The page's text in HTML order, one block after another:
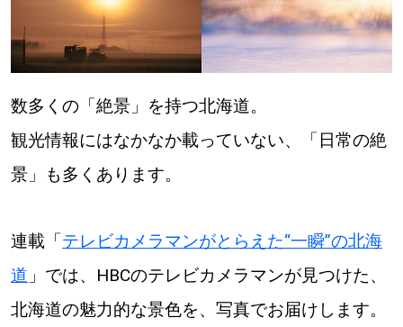
育む
深める
ゆるむ
数多くの「絶景」を持つ北海道。
観光情報にはなかなか載っていない、「日常の絶
景」も多くあります。
連載「テレビカメラマンがとらえた“一瞬”の北海
道 」では、HBCのテレビカメラマンが見つけた、
北海道の魅力的な景色を、写真でお届けします。